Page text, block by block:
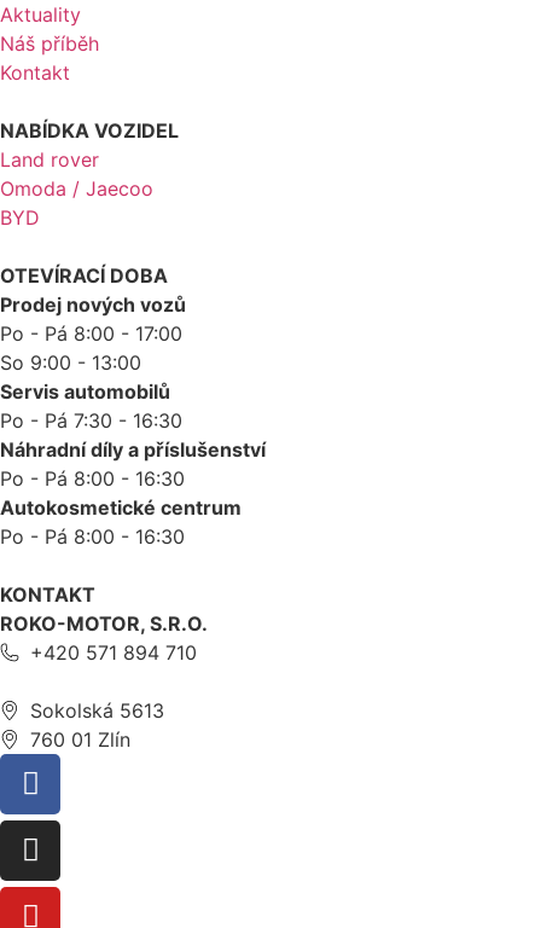
Aktuality
Náš příběh
Kontakt
NABÍDKA VOZIDEL
Land rover
Omoda / Jaecoo
BYD
OTEVÍRACÍ DOBA
Prodej nových vozů
Po - Pá 8:00 - 17:00
So 9:00 - 13:00
Servis automobilů
Po - Pá 7:30 - 16:30
Náhradní díly a příslušenství
Po - Pá 8:00 - 16:30
Autokosmetické centrum
Po - Pá 8:00 - 16:30
KONTAKT
ROKO-MOTOR, S.R.O.
+420 571 894 710
Sokolská 5613
760 01 Zlín